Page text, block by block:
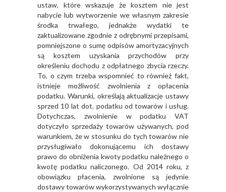
ustaw, które wskazuje że kosztem nie jest
nabycie lub wytworzenie we własnym zakresie
środka trwałego, jednakże wydatki te
zaktualizowane zgodnie z odrębnymi przepisami,
pomniejszone o sumę odpisów amortyzacyjnych
są kosztem uzyskania przychodów przy
określeniu dochodu z odpłatnego zbycia rzeczy.
To, o czym trzeba wspomnieć to również fakt,
istnieje możliwość zwolnienia z opłacenia
podatku. Warunki, określają aktualizacje ustawy
sprzed 10 lat dot. podatku od towarów i usług.
Dotychczas, zwolnienie w podatku VAT
dotyczyło sprzedaży towarów używanych, pod
warunkiem, że w stosunku do tych towarów nie
przysługiwało dokonującemu ich dostawy
prawo do obniżenia kwoty podatku należnego o
kwotę podatku naliczonego. Od 2014 roku, z
obowiązku płacenia, zwolnione są jedynie
dostawy towarów wykorzystywanych wyłącznie